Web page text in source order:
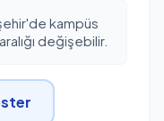
kampüs
değişebilir.